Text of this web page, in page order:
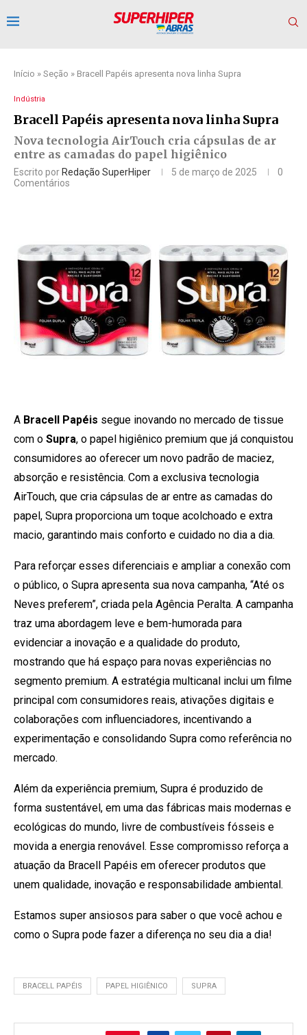
Início » Seção » Bracell Papéis apresenta nova linha Supra
Indústria
Bracell Papéis apresenta nova linha Supra
Nova tecnologia AirTouch cria cápsulas de ar
entre as camadas do papel higiênico
Escrito porRedação SuperHiper 5 de março de 2025
0
Comentários
A Bracell Papéis segue inovando no mercado de tissue
com o Supra, o papel higiênico premium que já conquistou
consumidores ao oferecer um novo padrão de maciez,
absorção e resistência. Com a exclusiva tecnologia
AirTouch, que cria cápsulas de ar entre as camadas do
papel, Supra proporciona um toque acolchoado e extra
macio, garantindo mais conforto e cuidado no dia a dia.
Para reforçar esses diferenciais e ampliar a conexão com
o público, o Supra apresenta sua nova campanha, “Até os
Neves preferem”, criada pela Agência Peralta. A campanha
traz uma abordagem leve e bem-humorada para
evidenciar a inovação e a qualidade do produto,
mostrando que há espaço para novas experiências no
segmento premium. A estratégia multicanal inclui um filme
principal com consumidores reais, ativações digitais e
colaborações com influenciadores, incentivando a
experimentação e consolidando Supra como referência no
mercado.
Além da experiência premium, Supra é produzido de
forma sustentável, em uma das fábricas mais modernas e
ecológicas do mundo, livre de combustíveis fósseis e
movida a energia renovável. Esse compromisso reforça a
atuação da Bracell Papéis em oferecer produtos que
unem qualidade, inovação e responsabilidade ambiental.
Estamos super ansiosos para saber o que você achou e
como o Supra pode fazer a diferença no seu dia a dia!
BRACELL PAPÉIS PAPEL HIGIÊNICO SUPRA